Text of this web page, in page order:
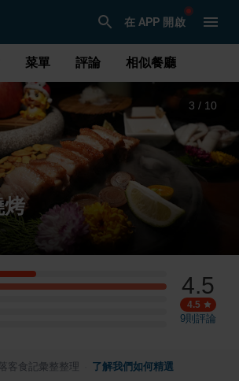
在 APP 開啟
菜單 評論 相似餐廳
3 / 10
烤
4.5
4.5
9則評論
客食記彙整整理 了解我們如何精選